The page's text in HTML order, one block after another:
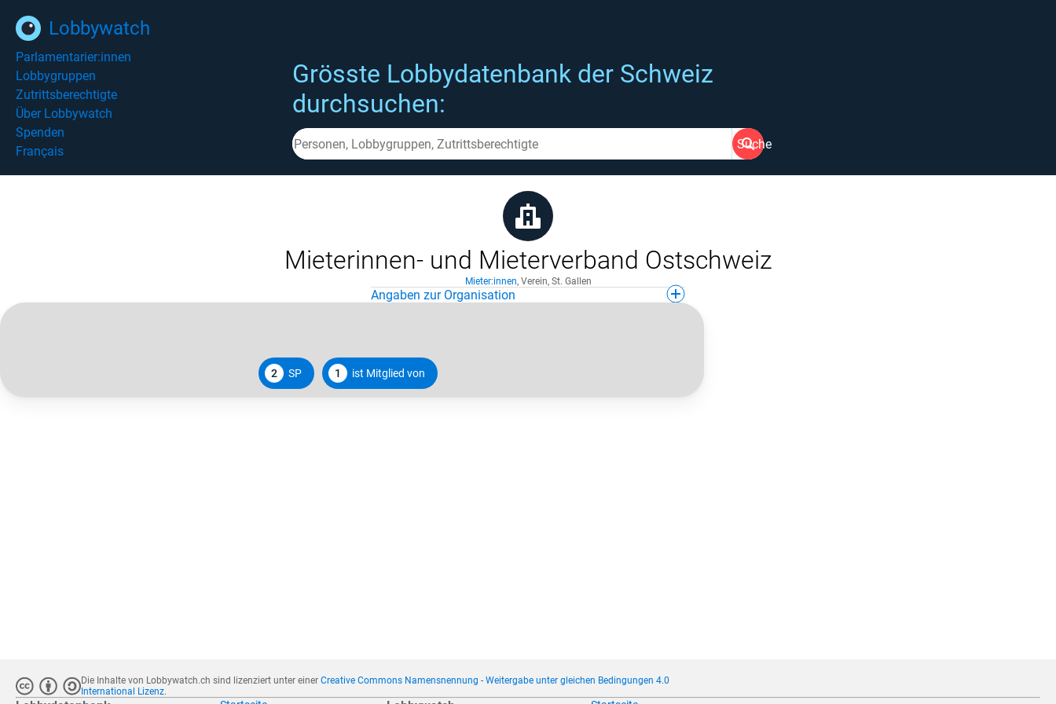
Lobbywatch
Parlamentarier:innen
Lobbygruppen
Zutrittsberechtigte
Über Lobbywatch
Spenden
Français
Grösste Lobbydatenbank der Schweiz
durchsuchen:
Suche
Mieterinnen- und Mieterverband Ostschweiz
Mieter:innen, Verein, St. Gallen
Angaben zur Organisation
2 SP 1 ist Mitglied von
Die Inhalte von Lobbywatch.ch sind lizenziert unter einerCreative Commons Namensnennung - Weitergabe unter gleichen Bedingungen 4.0
International Lizenz.